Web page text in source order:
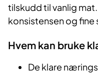
tilskudd til vanlig
konsistensen og
Hvem kan bruke
De klare